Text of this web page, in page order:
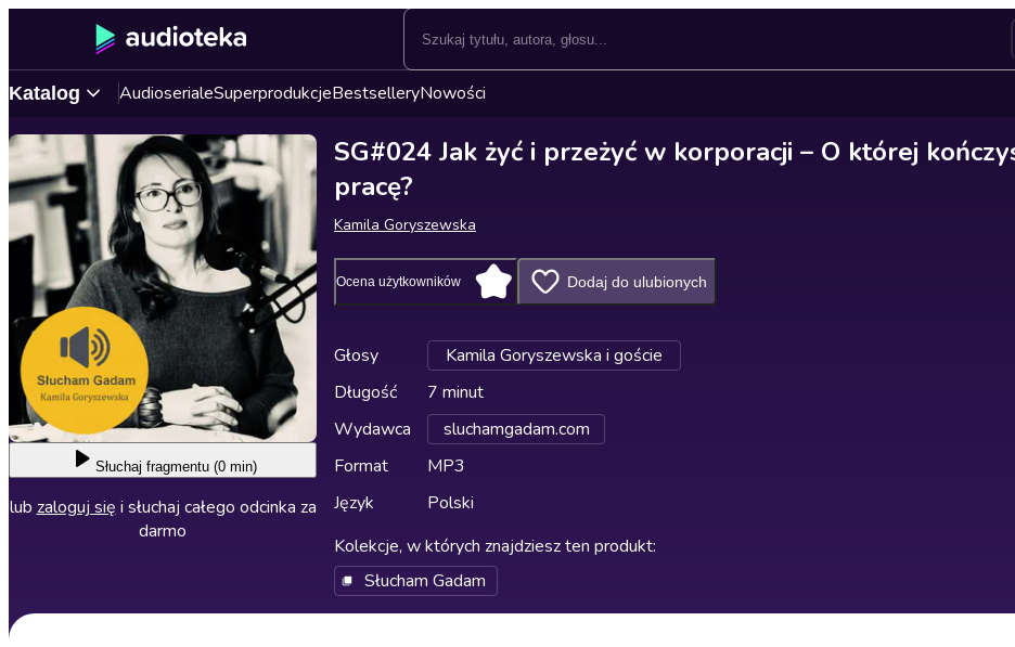
Katalog AudioserialeSuperprodukcjeBestselleryNowości
Słuchaj fragmentu (0 min)
lub zaloguj się i słuchaj całego odcinka za
darmo
SG#024 Jak żyć i przeżyć w korporacji – O której
pracę?
Kamila Goryszewska
Ocena użytkowników Dodaj do ulubionych
Głosy
Kamila Goryszewska i goście
Długość
7 minut
Wydawca
sluchamgadam.com
Format
MP3
Język
Polski
Kolekcje, w których znajdziesz ten produkt:
Słucham Gadam